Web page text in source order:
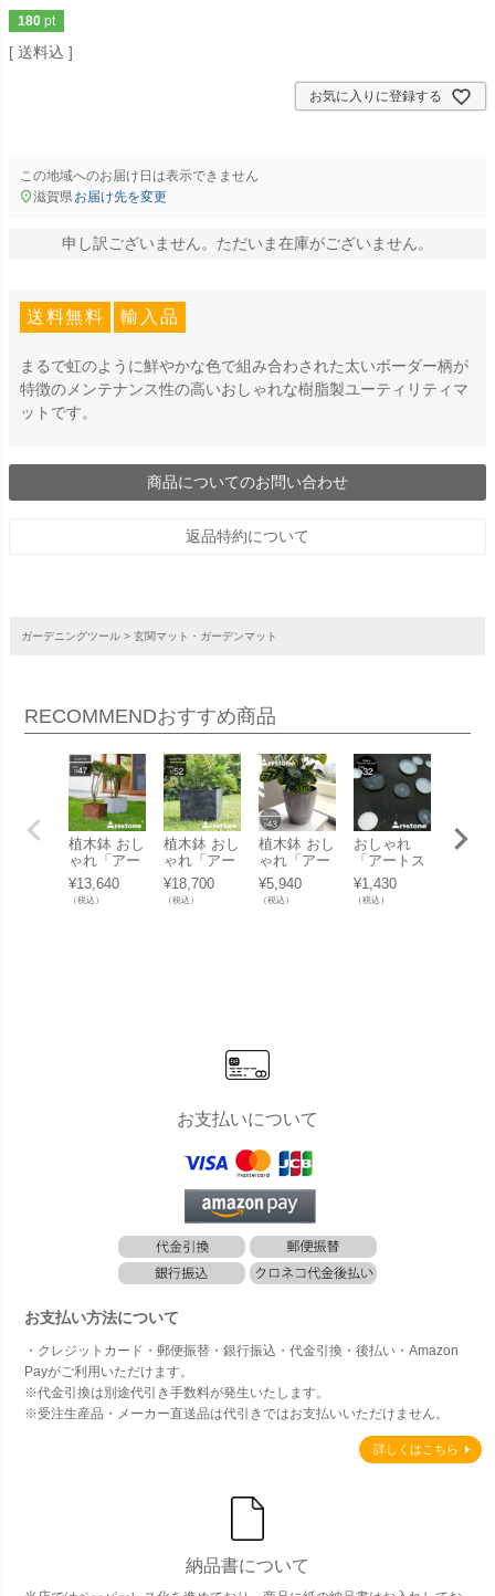
180 pt
送料込
お気に入りに登録する
この地域へのお届け日は表示できません
滋賀県お届け先を変更
申し訳ございません。ただいま在庫がございません。
送料無料 輸入品
まるで虹のように鮮やかな色で組み合わされた太いボーダー柄が
特徴のメンテナンス性の高いおしゃれな樹脂製ユーティリティマ
ットです。
商品についてのお問い合わせ
返品特約について
ガーデニングツール 玄関マット・ガーデンマット
RECOMMENDおすすめ商品
植木鉢 おし
ゃれ「アー
トストーン
（Artston
e） キュー
¥13,640
（税込）
植木鉢 おし
ゃれ「アー
トストーン
（Artston
e） キュー
グレー ラス
¥18,700
（税込）
植木鉢 おし
ゃれ「アー
トストーン
（Artston
e） ドルチ
トープ テラ
¥5,940
（税込）
おしゃれ
「アートス
トーン（Art
stone） ク
レールラウ
¥1,430
（税込）
植木
お支払いについて
お支払い方法について
・クレジットカード・郵便振替・銀行振込・代金引換・後払い・Amazon
Payがご利用いただけます。
※代金引換は別途代引き手数料が発生いたします。
※受注生産品・メーカー直送品は代引きではお支払いいただけません。
詳しくはこちら
納品書について